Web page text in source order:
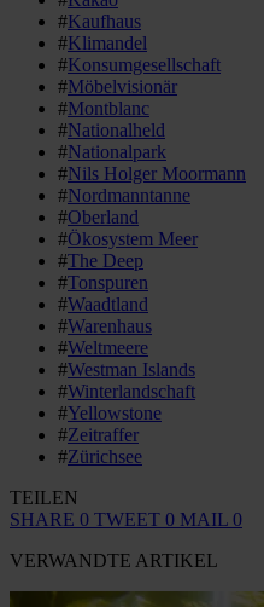
#Kaufhaus
#Klimandel
#Konsumgesellschaft
#Möbelvisionär
#Montblanc
#Nationalheld
#Nationalpark
#Nils Holger Moormann
#Nordmanntanne
#Oberland
#Ökosystem Meer
#The Deep
#Tonspuren
#Waadtland
#Warenhaus
#Weltmeere
#Westman Islands
#Winterlandschaft
#Yellowstone
#Zeitraffer
#Zürichsee
TEILEN
SHARE 0 TWEET 0 MAIL 0
VERWANDTE ARTIKEL